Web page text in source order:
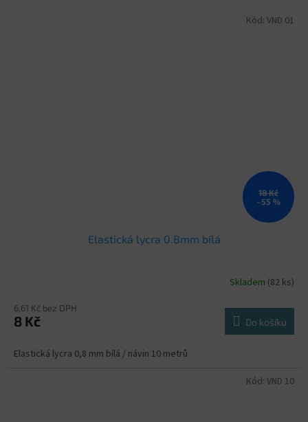
18 Kč
–55 %
Elastická lycra 0.8mm bílá
Skladem (82 ks)
6,61 Kč bez DPH
8 Kč Do košíku
Elastická lycra 0,8 mm bílá / návin 10 metrů
Kód: VND 01
Kód: VND 10